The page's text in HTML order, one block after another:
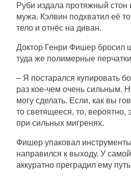
Руби издала протяжный стон
мужа. Кэлвин подхватил её
тело и отнёс на диван.
Доктор Генри Фишер бросил
туда же полимерные
– Я постарался купировать
раз кое-чем очень сильным.
могу сделать. Если, как вы
то светящееся, то, вероятно,
при сильных мигренях.
Фишер упаковал
направился к выходу. У
аккуратно преградил ему